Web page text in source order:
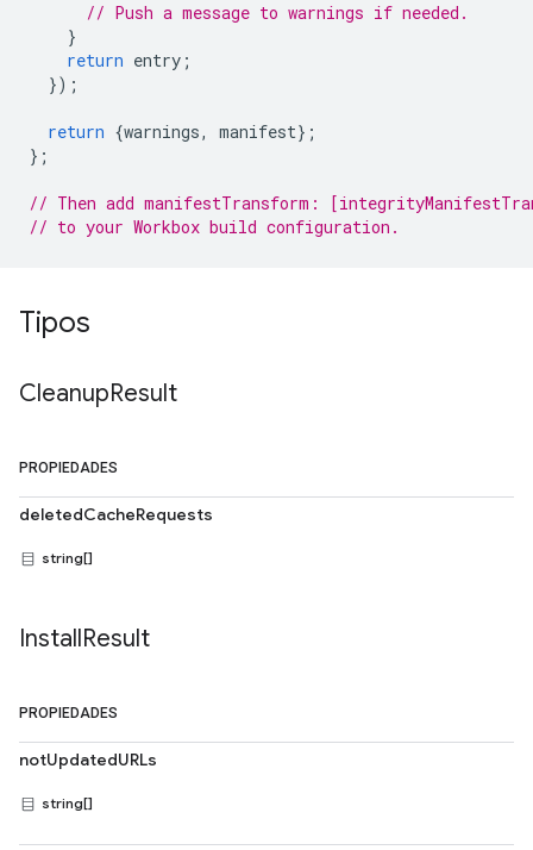
// Push a message to warnings if needed.
}
return entry ;
});
return {warnings, manifest};
};
// Then add manifestTransform:
// to your Workbox build configuration.
Tipos
CleanupResult
PROPIEDADES
deletedCacheRequests
string[]
InstallResult
PROPIEDADES
notUpdatedURLs
string[]